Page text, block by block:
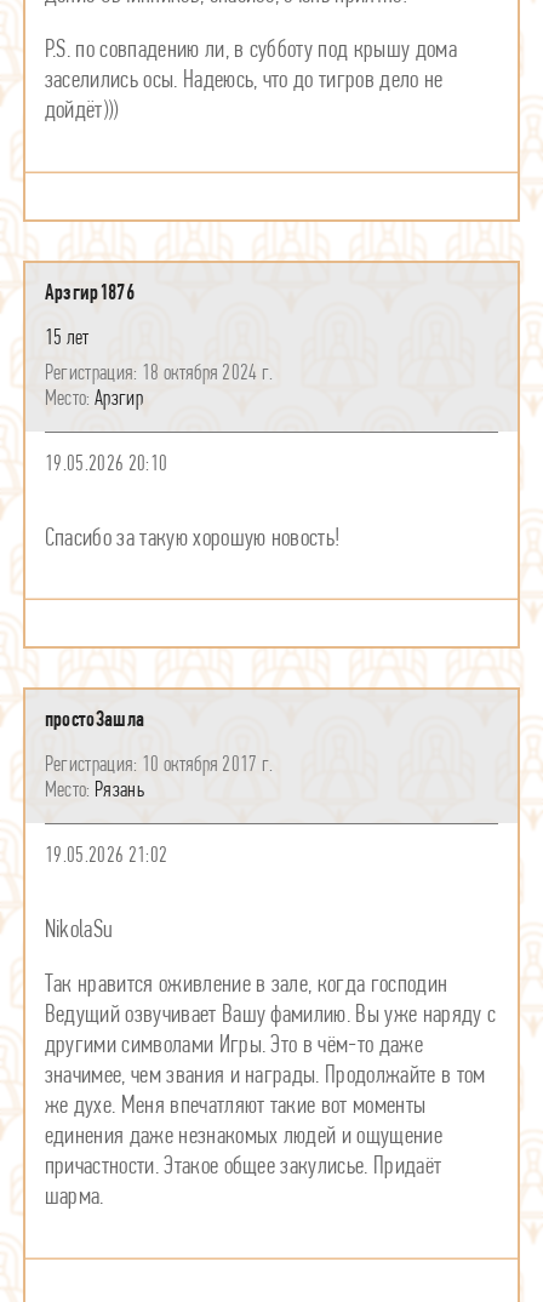
P.S. по совпадению ли, в субботу под крышу дома
заселились осы. Надеюсь, что до тигров дело не
дойдёт)))
Арзгир1876
15 лет
18 октября 2024 г.
Арзгир
19.05.2026 20:10
Спасибо за такую хорошую новость!
простоЗашла
10 октября 2017 г.
Рязань
19.05.2026 21:02
NikolaSu
Так нравится оживление в зале, когда господин
Ведущий озвучивает Вашу фамилию. Вы уже наряду с
другими символами Игры. Это в чëм-то даже
значимее, чем звания и награды. Продолжайте в том
же духе. Меня впечатляют такие вот моменты
единения даже незнакомых людей и ощущение
причастности. Этакое общее закулисье. Придаëт
шарма.